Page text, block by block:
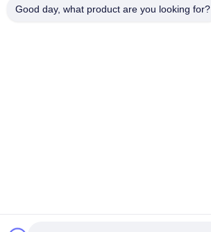
Good day, what product are you looking for?